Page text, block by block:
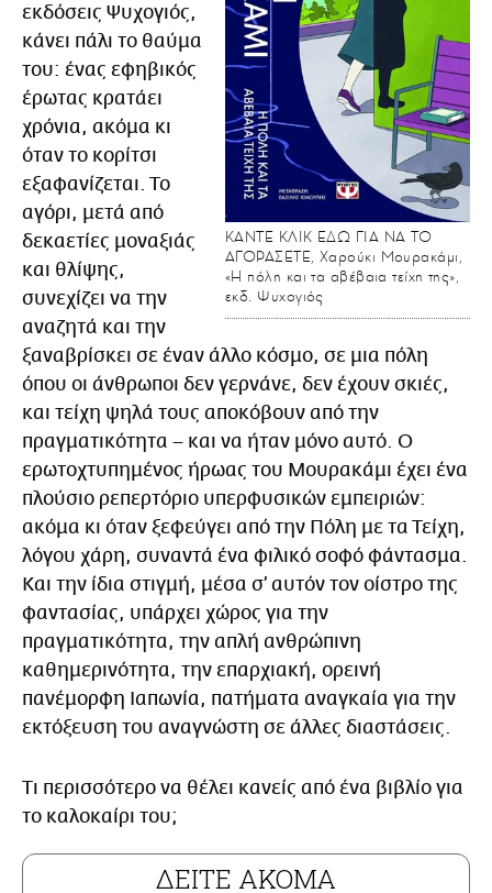
KANTE ΚΛΙΚ ΕΔΩ ΓΙΑ ΝΑ ΤΟ
ΑΓΟΡΑΣΕΤΕ, Χαρούκι Μουρακάμι,
«Η πόλη και τα αβέβαια τείχη της»,
εκδ. Ψυχογιός
εκδόσεις Ψυχογιός,
κάνει πάλι το θαύμα
του: ένας εφηβικός
έρωτας κρατάει
χρόνια, ακόμα κι
όταν το κορίτσι
εξαφανίζεται. Το
αγόρι, μετά από
δεκαετίες μοναξιάς
και θλίψης,
συνεχίζει να την
αναζητά και την
ξαναβρίσκει σε έναν άλλο κόσμο, σε μια πόλη
όπου οι άνθρωποι δεν γερνάνε, δεν έχουν σκιές,
και τείχη ψηλά τους αποκόβουν από την
πραγματικότητα – και να ήταν μόνο αυτό. Ο
ερωτοχτυπημένος ήρωας του Μουρακάμι έχει ένα
πλούσιο ρεπερτόριο υπερφυσικών εμπειριών:
ακόμα κι όταν ξεφεύγει από την Πόλη με τα Τείχη,
λόγου χάρη, συναντά ένα φιλικό σοφό φάντασμα.
Και την ίδια στιγμή, μέσα σ’ αυτόν τον οίστρο της
φαντασίας, υπάρχει χώρος για την
πραγματικότητα, την απλή ανθρώπινη
καθημερινότητα, την επαρχιακή, ορεινή
πανέμορφη Ιαπωνία, πατήματα αναγκαία για την
εκτόξευση του αναγνώστη σε άλλες διαστάσεις.
Τι περισσότερο να θέλει κανείς από ένα βιβλίο για
το καλοκαίρι του;